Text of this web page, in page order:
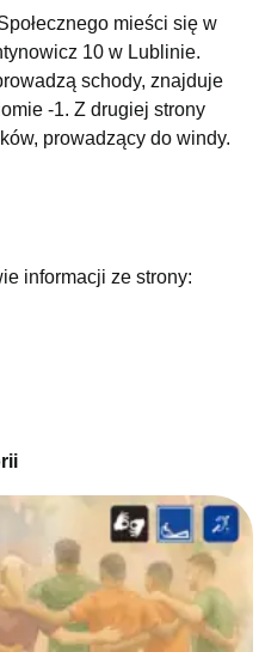
mieści się w
10 w Lublinie.
schody, znajduje
-1. Z drugiej strony
prowadzący do windy.
informacji ze strony: